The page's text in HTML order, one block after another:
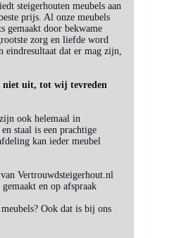
steigerhouten meubels aan
prijs. Al onze meubels
gemaakt door bekwame
zorg en liefde word
eindresultaat dat er mag zijn,
niet uit, tot wij tevreden
ook helemaal in
staal is een prachtige
kan ieder meubel
Vertrouwdsteigerhout.nl
en op afspraak
Ook dat is bij ons